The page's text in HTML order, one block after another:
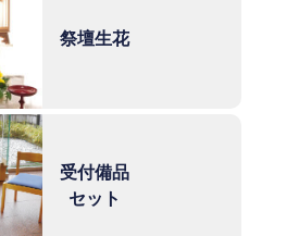
祭壇生花
受付備品
セット